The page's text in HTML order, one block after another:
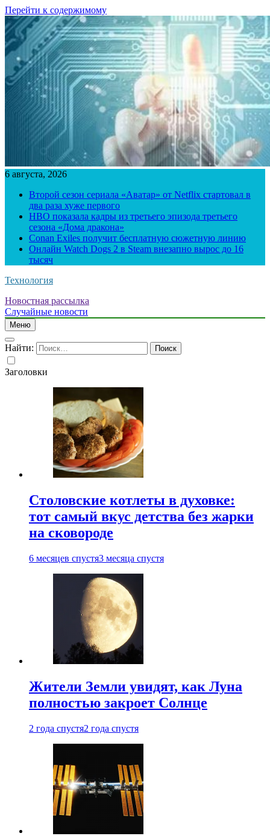
Перейти к содержимому
6 августа, 2026
Второй сезон сериала «Аватар» от Netflix стартовал в
два раза хуже первого
HBO показала кадры из третьего эпизода третьего
сезона «Дома дракона»
Conan Exiles получит бесплатную сюжетную линию
Онлайн Watch Dogs 2 в Steam внезапно вырос до 16
тысяч
Технология
Новостная рассылка
Случайные новости
Меню
Найти:
Заголовки
Столовские котлеты в духовке:
тот самый вкус детства без жарки
на сковороде
6 месяцев спустя3 месяца спустя
Жители Земли увидят, как Луна
полностью закроет Солнце
2 года спустя2 года спустя